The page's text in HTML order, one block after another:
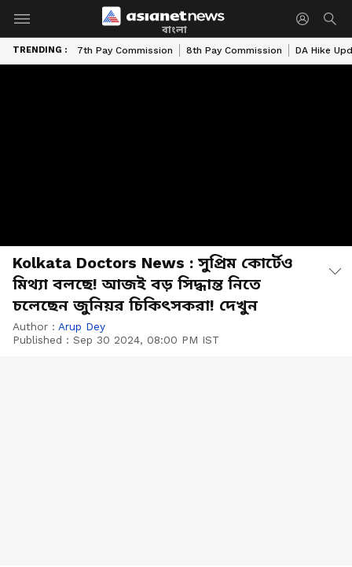
বাংলা
TRENDING : 7th Pay Commission 8th Pay Commission DA Hike
Kolkata Doctors News : সুপ্রিম কোর্টেও
মিথ্যা বলছে! আজই বড় সিদ্ধান্ত নিতে
চলেছেন জুনিয়র চিকিৎসকরা! দেখুন
Author : Arup Dey
Published : Sep 30 2024, 08:00 PM IST